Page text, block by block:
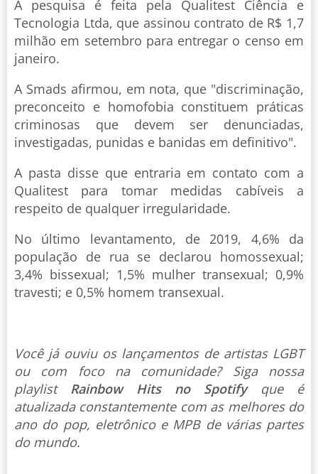
A pesquisa é feita pela Qualitest Ciência e
Tecnologia Ltda, que assinou contrato de R$ 1,7
milhão em setembro para entregar o censo em
janeiro.
A Smads afirmou, em nota, que "discriminação,
preconceito e homofobia constituem práticas
criminosas que devem ser denunciadas,
investigadas, punidas e banidas em definitivo".
A pasta disse que entraria em contato com a
Qualitest para tomar medidas cabíveis a
respeito de qualquer irregularidade.
No último levantamento, de 2019, 4,6% da
população de rua se declarou homossexual;
3,4% bissexual; 1,5% mulher transexual; 0,9%
travesti; e 0,5% homem transexual.
Você já ouviu os lançamentos de artistas LGBT
ou com foco na comunidade? Siga nossa
playlist Rainbow Hits no Spotify que é
atualizada constantemente com as melhores do
ano do pop, eletrônico e MPB de várias partes
do mundo.